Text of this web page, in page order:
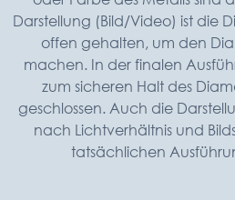
Darstellung (Bild/Video) ist die
offen gehalten, um den
machen. In der finalen
zum sicheren Halt des
geschlossen. Auch die
nach Lichtverhältnis und
tatsächlichen